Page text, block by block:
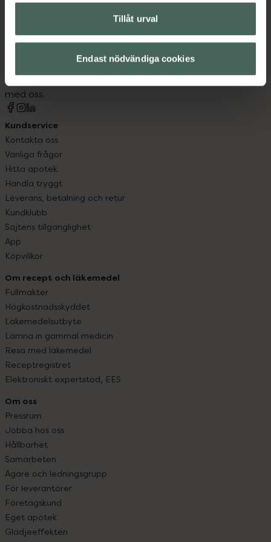
Tillåt urval
Endast nödvändiga cookies
Kronans Apotek finns här för dig. Du hittar oss från Skåne i
datorn. Oavsett vem du är så är det vårt uppdrag att
hjälpa just dig att må lite bättre. Välkommen att prata
med oss.
Kundservice
Kontakta oss
Vanliga frågor
Hitta apotek
Handla tryggt
Leverans, betalning och retur
Kundklubb
Sajtens tillgänglighet
App
Köpvillkor
Om recept och läkemedel
Fullmakter
Högkostnadsskyddet
Läkemedelsutbyte
Lämna in gammal medicin
Resa med läkemedel
Receptregistret
Elektroniskt expertstöd, EES
Om oss
Pressrum
Jobba hos oss
Hållbarhet
Samarbeten
Ägare och ledningsgrupp
För leverantörer
Företagskund
Eget apotek
Glädjeeffekten